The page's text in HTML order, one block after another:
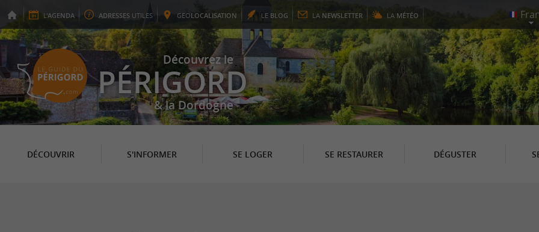
L'AGENDA ADRESSES UTILES GEOLOCALISATION LE BLOG LA NEWSLETTER LA MÉTÉO
Découvrez le
PÉRIGORD
& la Dordogne
DÉCOUVRIR S'INFORMER SE LOGER SE RESTAURER DÉGUSTER